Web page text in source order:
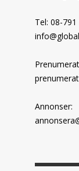
Tel: 08-791
Annonser: